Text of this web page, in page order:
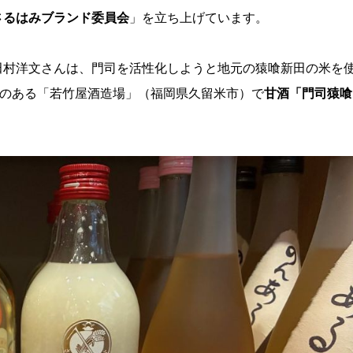
はみブランド委員会」を立ち上げています。
洋文さんは、門司を活性化しようと地元の猿喰新田の米を
ある「若竹屋酒造場」（福岡県久留米市）で甘酒「門司猿